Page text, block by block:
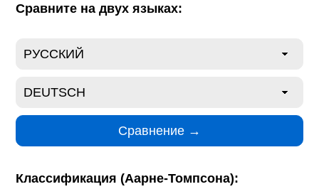
Сравните на двух языках:
Классификация (Аарне-Томпсона):